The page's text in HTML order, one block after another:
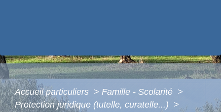
Accueil particuliers > Famille - Scolarité >
Protection juridique (tutelle, curatelle...) >